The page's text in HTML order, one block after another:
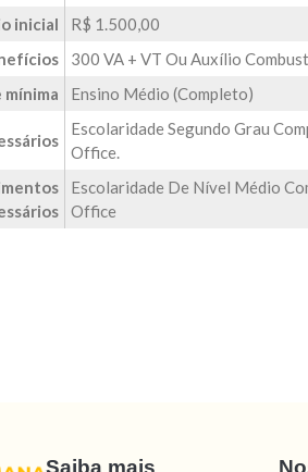
inicial
R$ 1.500,00
300 VA + VT Ou Auxílio
mínima
Ensino Médio (Completo)
Escolaridade Segundo Grau
Office.
Escolaridade De Nível Médio
Office
Saiba mais